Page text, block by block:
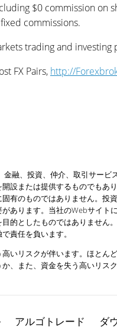
$0 commission on
commissions.
trading and investing
FX Pairs, http://
融、投資、仲介、取引サー
設または提供するものでもあ
有のものではありません。
あります。当社のWebサイ
的としたものではありません
責任を負います。
いリスクが伴います。ほと
、また、資金を失う高いリス
アルゴトレード ダ